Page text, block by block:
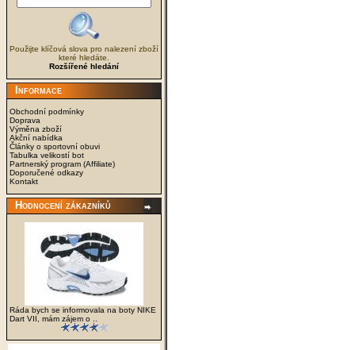
Použijte klíčová slova pro nalezení zboží
které hledáte.
Rozšířené hledání
Informace
Obchodní podmínky
Doprava
Výměna zboží
Akční nabídka
Články o sportovní obuvi
Tabulka velikostí bot
Partnerský program (Affiliate)
Doporučené odkazy
Kontakt
Hodnocení zákazníků
Ráda bych se informovala na boty NIKE
Dart VII, mám zájem o ..